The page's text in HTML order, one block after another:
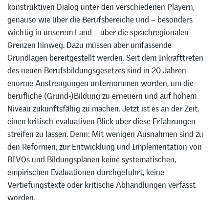
konstruktiven Dialog unter den verschiedenen Playern,
genauso wie über die Berufsbereiche und – besonders
wichtig in unserem Land – über die sprachregionalen
Grenzen hinweg. Dazu müssen aber umfassende
Grundlagen bereitgestellt werden. Seit dem Inkrafttreten
des neuen Berufsbildungsgesetzes sind in 20 Jahren
enorme Anstrengungen unternommen worden, um die
berufliche (Grund-)Bildung zu erneuern und auf hohem
Niveau zukunftsfähig zu machen. Jetzt ist es an der Zeit,
einen kritisch-evaluativen Blick über diese Erfahrungen
streifen zu lassen. Denn: Mit wenigen Ausnahmen sind zu
den Reformen, zur Entwicklung und Implementation von
BIVOs und Bildungsplänen keine systematischen,
empirischen Evaluationen durchgeführt, keine
Vertiefungstexte oder kritische Abhandlungen verfasst
worden.